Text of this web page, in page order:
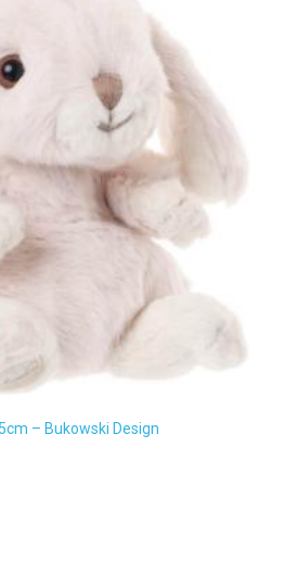
– Bukowski Design